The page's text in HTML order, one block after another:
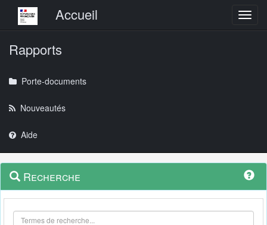
Menu principalAccueil
Rapports
Porte-documents
Nouveautés
Aide
Navigation
outils
Menu
contextuel
Recherche